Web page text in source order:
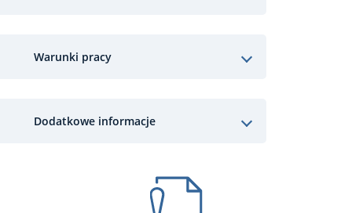
Warunki pracy
Dodatkowe informacje